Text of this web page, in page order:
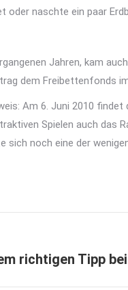
oder naschte ein paar
Jahren, kam
dem Freibettenfonds
Am 6. Juni 2010
Spielen auch das
sich noch eine der
richtigen Tipp